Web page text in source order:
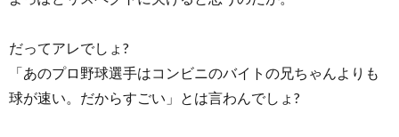
だってアレでしょ?
「あのプロ野球選手はコンビニのバイトの兄ちゃんよりも
球が速い。だからすごい」とは言わんでしょ?